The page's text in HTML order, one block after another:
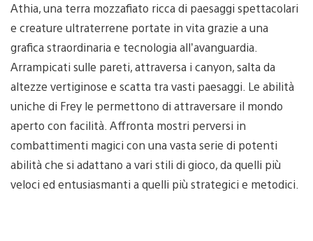
Athia, una terra mozzafiato ricca di paesaggi spettacolari
e creature ultraterrene portate in vita grazie a una
grafica straordinaria e tecnologia all’avanguardia.
Arrampicati sulle pareti, attraversa i canyon, salta da
altezze vertiginose e scatta tra vasti paesaggi. Le abilità
uniche di Frey le permettono di attraversare il mondo
aperto con facilità. Affronta mostri perversi in
combattimenti magici con una vasta serie di potenti
abilità che si adattano a vari stili di gioco, da quelli più
veloci ed entusiasmanti a quelli più strategici e metodici.